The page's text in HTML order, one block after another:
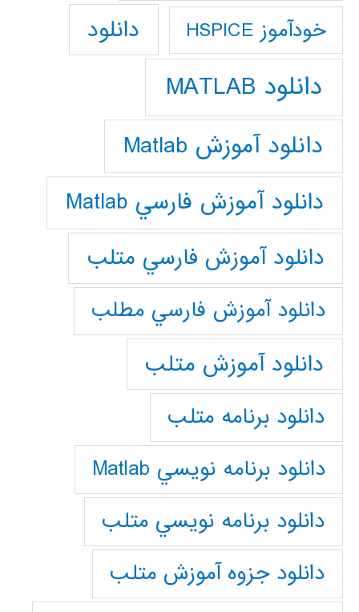
خودآموز HSPICE دانلود
دانلود MATLAB
دانلود آموزش Matlab
دانلود آموزش فارسي Matlab
دانلود آموزش فارسي متلب
دانلود آموزش فارسي مطلب
دانلود آموزش متلب
دانلود برنامه متلب
دانلود برنامه نويسي Matlab
دانلود برنامه نويسي متلب
دانلود جزوه آموزش متلب